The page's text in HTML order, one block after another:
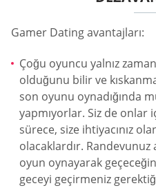
Gamer Dating avantajları:
Çoğu oyuncu yalnız
olduğunu bilir ve
son oyunu oynadığında
yapmıyorlar. Siz de onlar
sürece, size ihtiyacınız
olacaklardır.
oyun oynayarak
geceyi geçirmeniz